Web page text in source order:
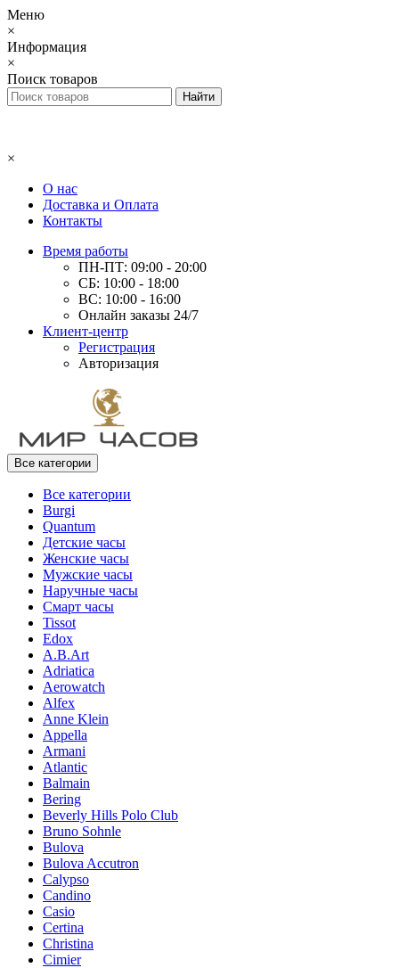
Меню
×
Информация
×
Поиск товаров
×
О нас
Доставка и Оплата
Контакты
Время работы
ПН-ПТ: 09:00 - 20:00
СБ: 10:00 - 18:00
ВС: 10:00 - 16:00
Онлайн заказы 24/7
Клиент-центр
Регистрация
Авторизация
Все категории
Все категории
Burgi
Quantum
Детские часы
Женские часы
Мужские часы
Наручные часы
Смарт часы
Tissot
Edox
A.B.Art
Adriatica
Aerowatch
Alfex
Anne Klein
Appella
Armani
Atlantic
Balmain
Bering
Beverly Hills Polo Club
Bruno Sohnle
Bulova
Bulova Accutron
Calypso
Candino
Casio
Certina
Christina
Cimier